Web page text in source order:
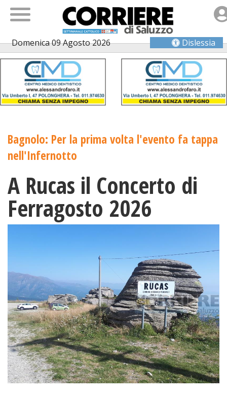
Domenica 09 Agosto 2026 Dislessia
Bagnolo: Per la prima volta l'evento fa tappa
nell'Infernotto
A Rucas il Concerto di
Ferragosto 2026